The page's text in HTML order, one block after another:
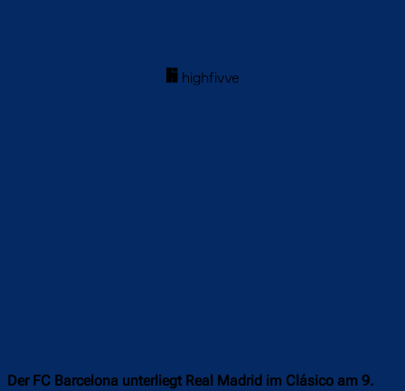
Der FC Barcelona unterliegt Real Madrid im Clásico am 9.